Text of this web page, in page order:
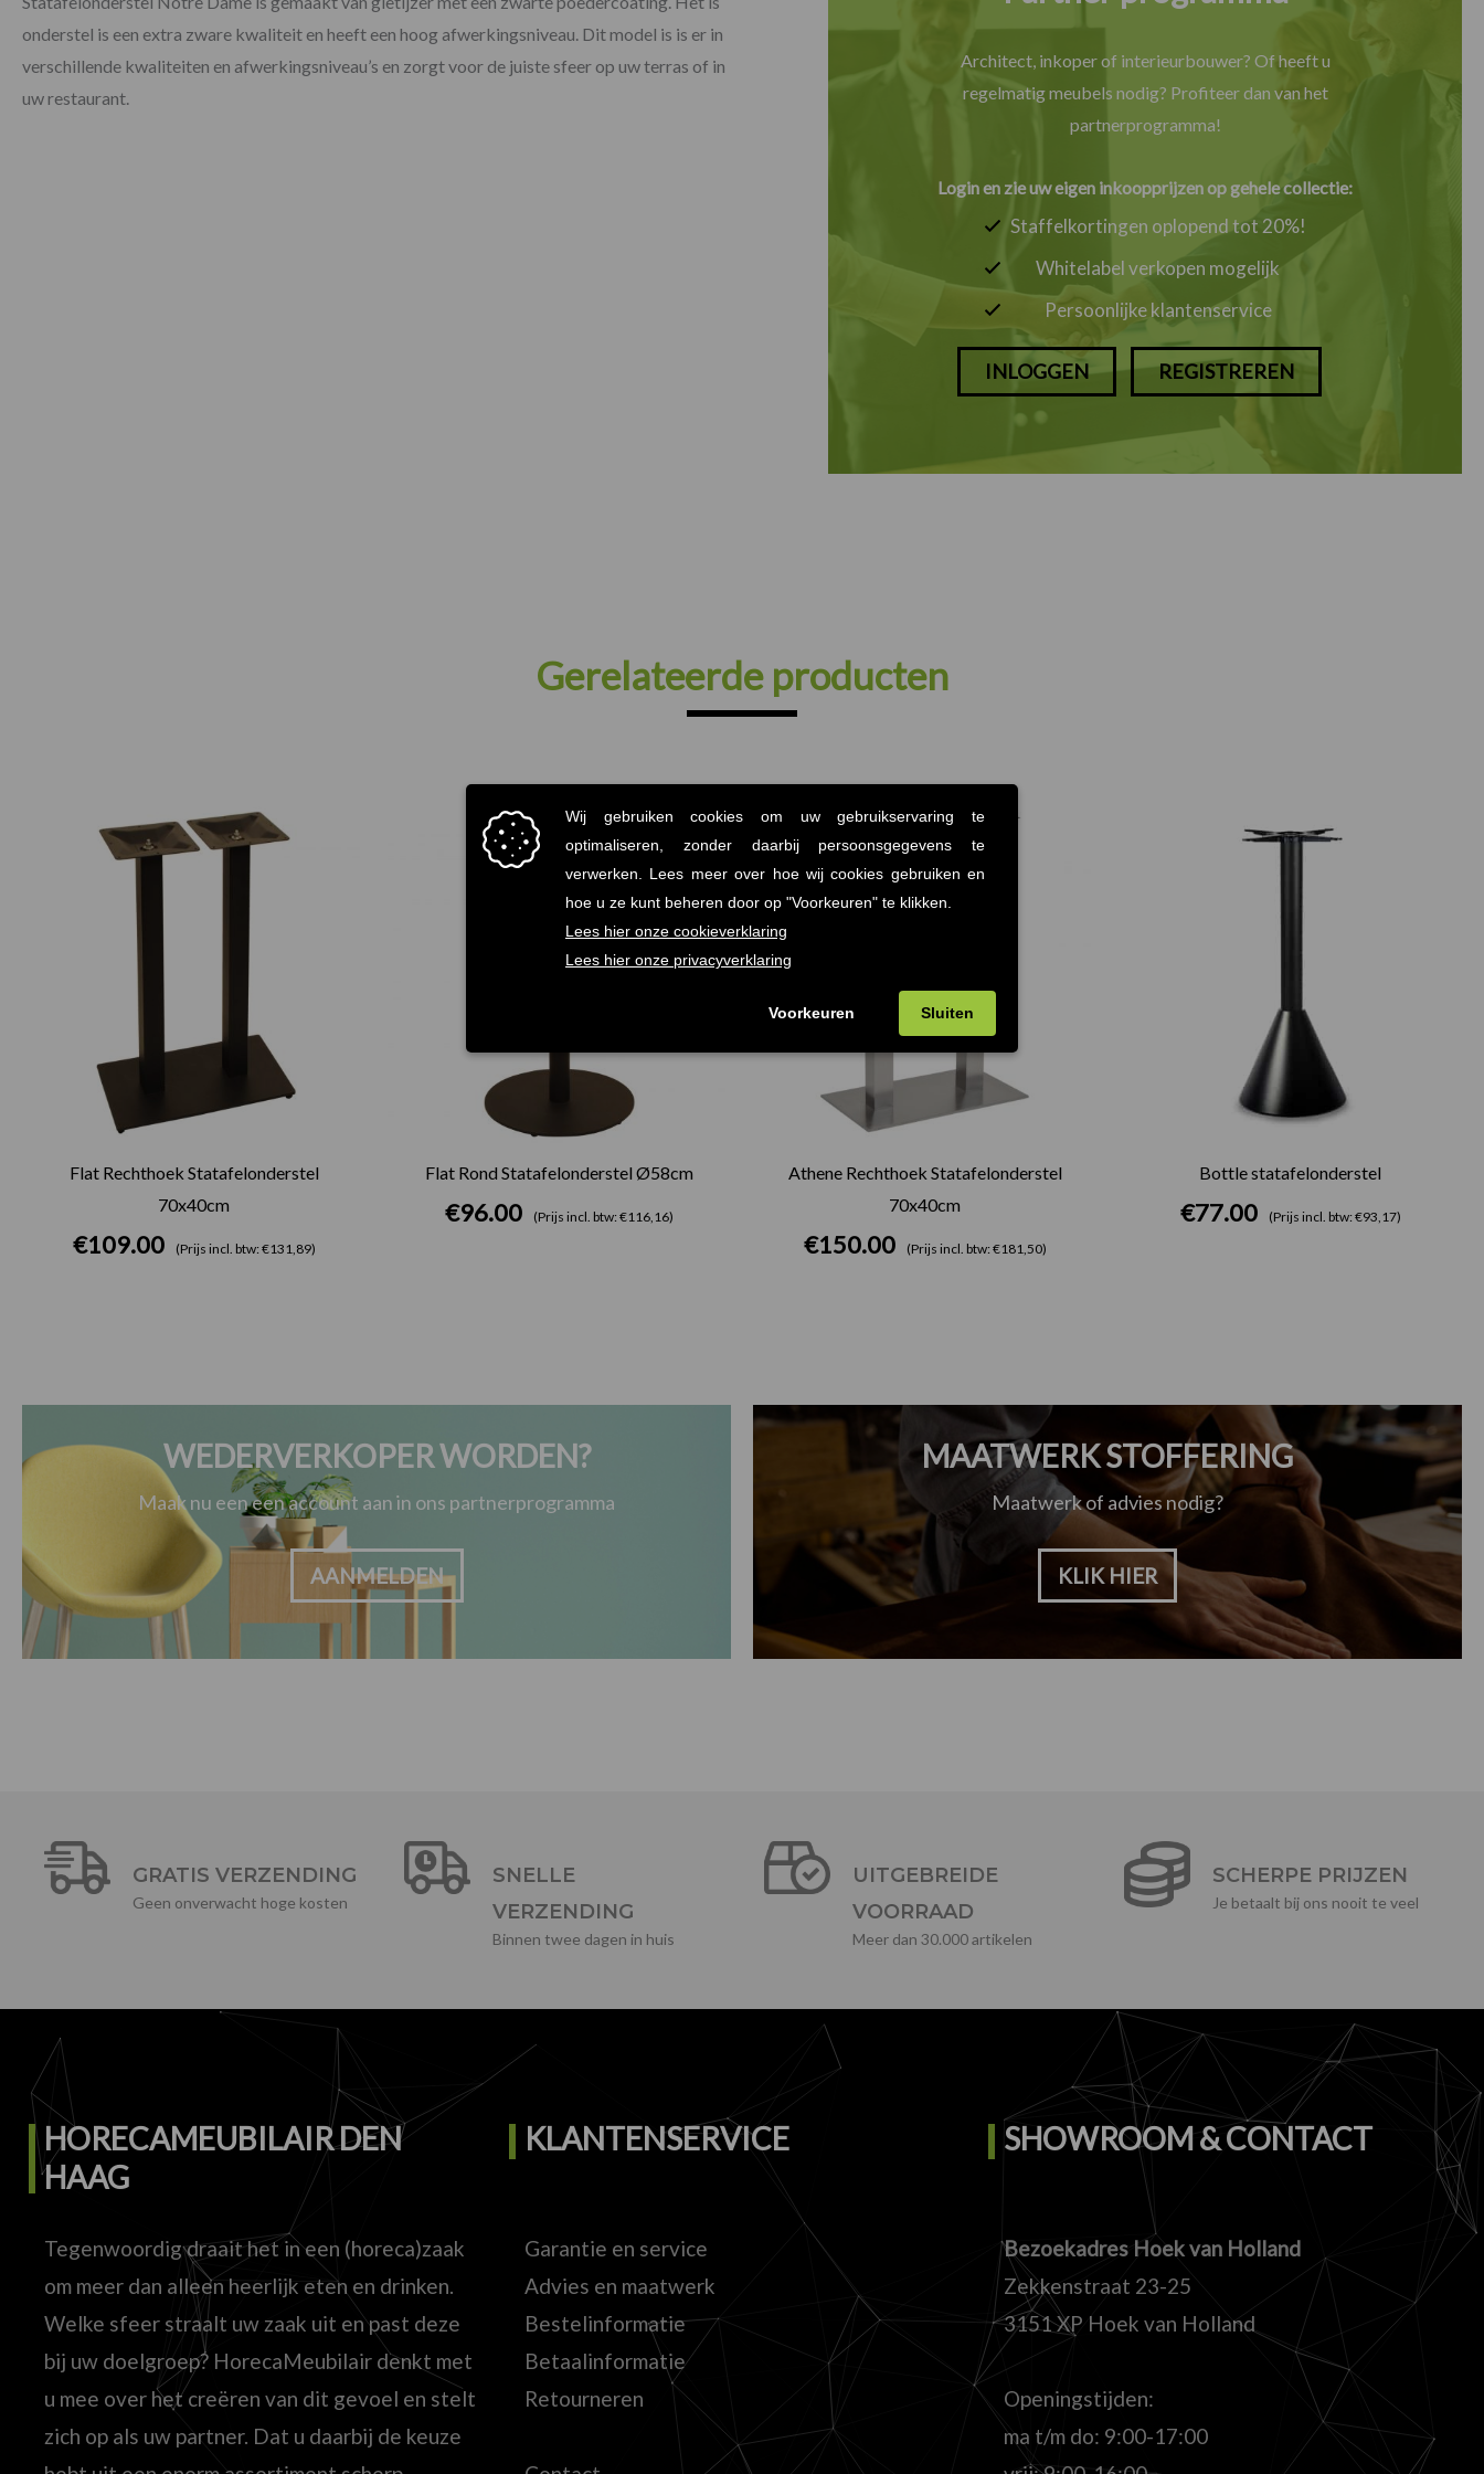
onderstel is een extra zware kwaliteit en heeft een hoog afwerkingsniveau. Dit model is is er in
verschillende kwaliteiten en afwerkingsniveau’s en zorgt voor de juiste sfeer op uw terras of in
uw restaurant.
Architect, inkoper of interieurbouwer? Of heeft u
regelmatig meubels nodig? Profiteer dan van het
partnerprogramma!
Login en zie uw eigen inkoopprijzen op gehele collectie:
Staffelkortingen oplopend tot 20%!
Whitelabel verkopen mogelijk
Persoonlijke klantenservice
INLOGGEN REGISTREREN
Gerelateerde producten
Flat Rechthoek Statafelonderstel
70x40cm
€109.00 (Prijs incl. btw: €131,89)
Flat Rond Statafelonderstel Ø58cm
€96.00 (Prijs incl. btw: €116,16)
Athene Rechthoek Statafelonderstel
70x40cm
€150.00 (Prijs incl. btw: €181,50)
Bottle statafelonderstel
€77.00 (Prijs incl. btw: €93,17)
WEDERVERKOPER WORDEN?
Maak nu een een account aan in ons partnerprogramma
AANMELDEN
MAATWERK STOFFERING
Maatwerk of advies nodig?
KLIK HIER
GRATIS VERZENDING
Geen onverwacht hoge kosten
SNELLE
VERZENDING
Binnen twee dagen in huis
UITGEBREIDE
VOORRAAD
Meer dan 30.000 artikelen
SCHERPE PRIJZEN
Je betaalt bij ons nooit te veel
HORECAMEUBILAIR DEN
HAAG
Tegenwoordig draait het in een (horeca)zaak
om meer dan alleen heerlijk eten en drinken.
Welke sfeer straalt uw zaak uit en past deze
bij uw doelgroep? HorecaMeubilair denkt met
u mee over het creëren van dit gevoel en stelt
zich op als uw partner. Dat u daarbij de keuze
KLANTENSERVICE
Garantie en service
Advies en maatwerk
Bestelinformatie
Betaalinformatie
Retourneren
SHOWROOM & CONTACT
Bezoekadres Hoek van Holland
Zekkenstraat 23-25
3151 XP Hoek van Holland
Openingstijden:
ma t/m do: 9:00-17:00